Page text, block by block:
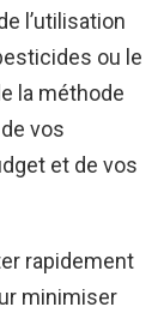
l’utilisation
ou le
la méthode
vos
et de vos
rapidement
minimiser